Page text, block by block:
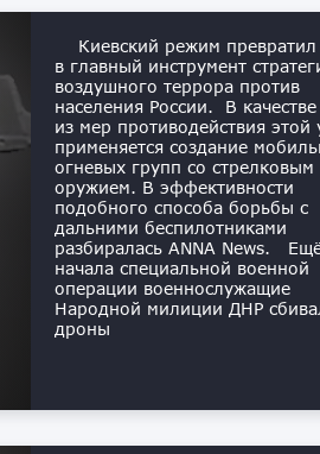
Киевский режим
в главный инструмент
воздушного террора против
населения России. В
из мер противодействия этой
применяется создание
огневых групп со стрелковым
оружием. В эффективности
подобного способа борьбы с
дальними беспилотниками
разбиралась ANNA News.
начала специальной военной
операции военнослужащие
Народной милиции ДНР
дроны